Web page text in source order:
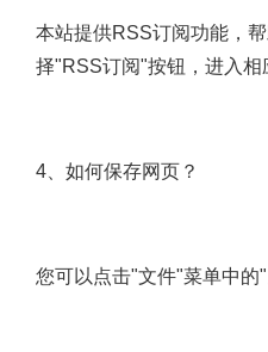
本站提供RSS订阅功能，
择"RSS订阅"按钮，进入相
4、如何保存网页？
您可以点击"文件"菜单中的